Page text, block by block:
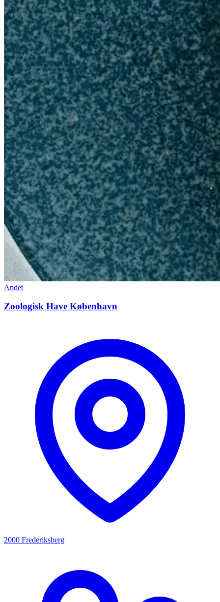
Andet
Zoologisk Have København
2000 Frederiksberg